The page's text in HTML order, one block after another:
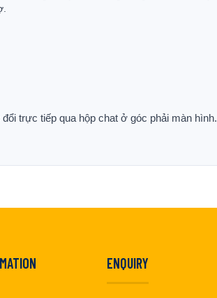
đổi trực tiếp qua hộp chat ở góc phải màn hình.
ENQUIRY